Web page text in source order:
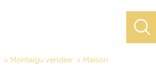
Montaigu vendee Maison